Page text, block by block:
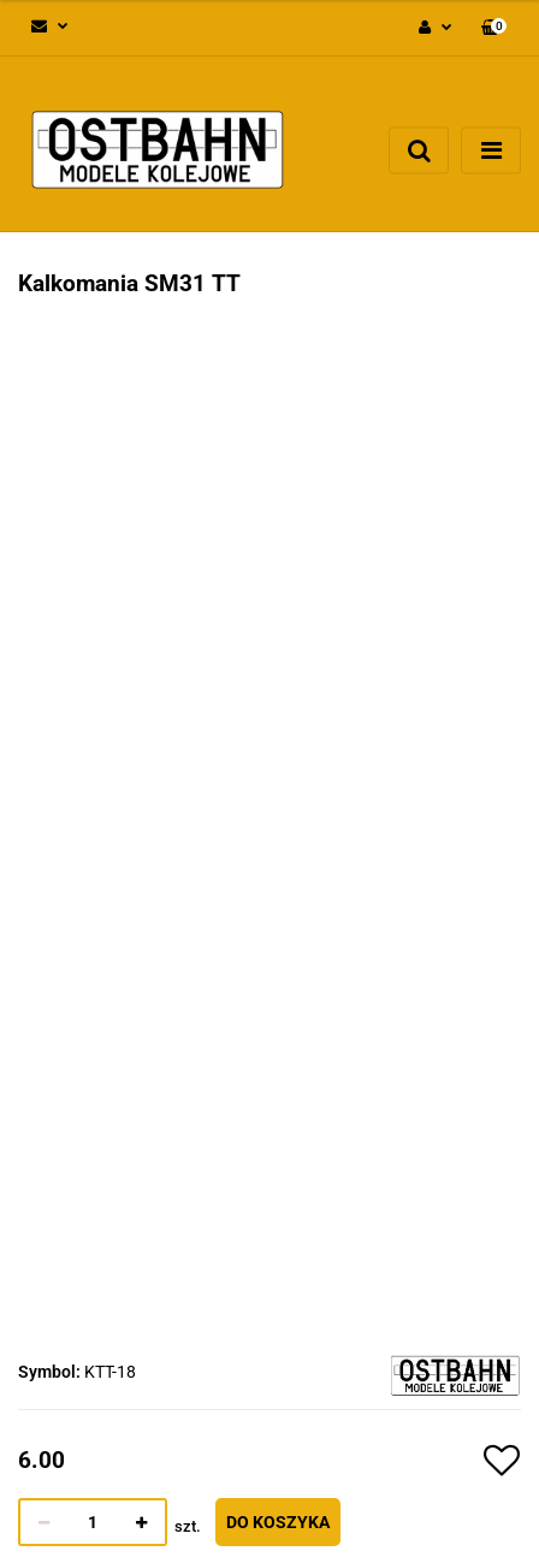
Dodaj zgłoszenie
0
Kalkomania SM31 TT
Symbol: KTT-18
6.00
szt. DO KOSZYKA